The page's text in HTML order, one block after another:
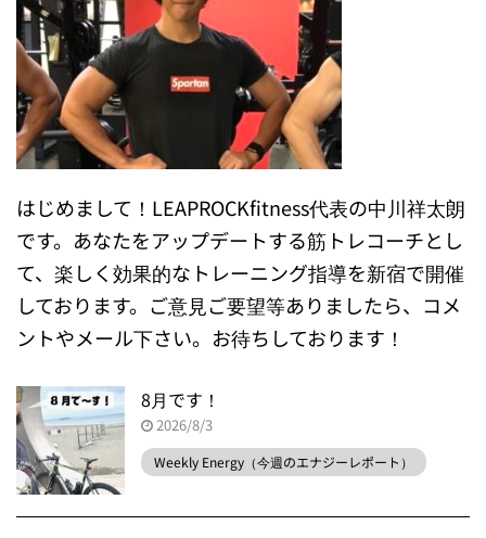
はじめまして！LEAPROCKfitness代表の中川祥太朗
です。あなたをアップデートする筋トレコーチとし
て、楽しく効果的なトレーニング指導を新宿で開催
しております。ご意見ご要望等ありましたら、コメ
ントやメール下さい。お待ちしております！
8月です！
2026/8/3
Weekly Energy（今週のエナジーレポート）